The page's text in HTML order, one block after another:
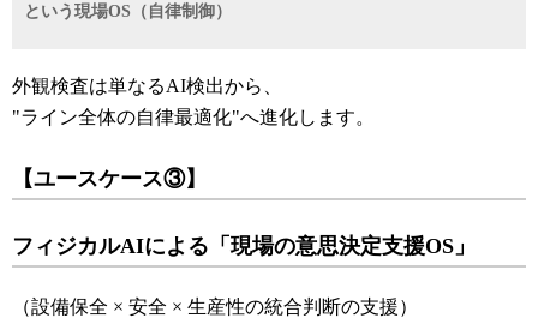
という現場OS（自律制御）
外観検査は単なるAI検出から、
"ライン全体の自律最適化"へ進化します。
【ユースケース③】
フィジカルAIによる「現場の意思決定支援OS」
（設備保全 × 安全 × 生産性の統合判断の支援）